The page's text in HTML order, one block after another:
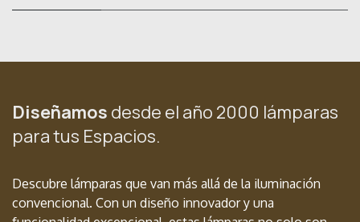
Diseñamos desde el año 2000 lámparas
para tus Espacios.
Descubre lámparas que van más allá de la iluminación
convencional. Con un diseño innovador y una